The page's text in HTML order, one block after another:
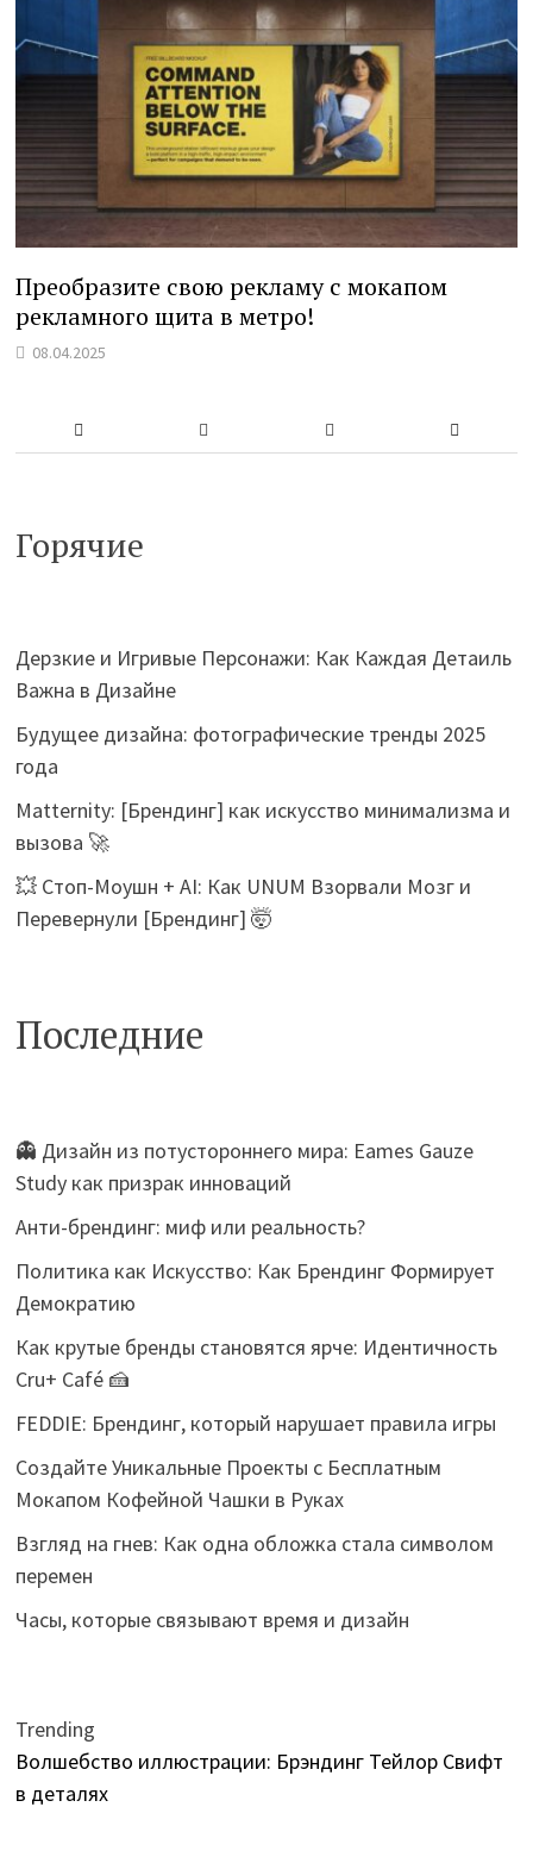
Преобразите свою рекламу с мокапом
рекламного щита в метро!
08.04.2025
Горячие
Дерзкие и Игривые Персонажи: Как Каждая Детаиль
Важна в Дизайне
Будущее дизайна: фотографические тренды 2025
года
Matternity: [Брендинг] как искусство минимализма и
вызова 🚀
💥 Стоп-Моушн + AI: Как UNUM Взорвали Мозг и
Перевернули [Брендинг] 🤯
Последние
👻 Дизайн из потустороннего мира: Eames Gauze
Study как призрак инноваций
Анти-брендинг: миф или реальность?
Политика как Искусство: Как Брендинг Формирует
Демократию
Как крутые бренды становятся ярче: Идентичность
Cru+ Café 🍰
FEDDIE: Брендинг, который нарушает правила игры
Создайте Уникальные Проекты с Бесплатным
Мокапом Кофейной Чашки в Руках
Взгляд на гнев: Как одна обложка стала символом
перемен
Часы, которые связывают время и дизайн
Trending
Волшебство иллюстрации: Брэндинг Тейлор Свифт
в деталях